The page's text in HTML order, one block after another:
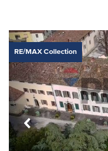
RE/MAX Collection